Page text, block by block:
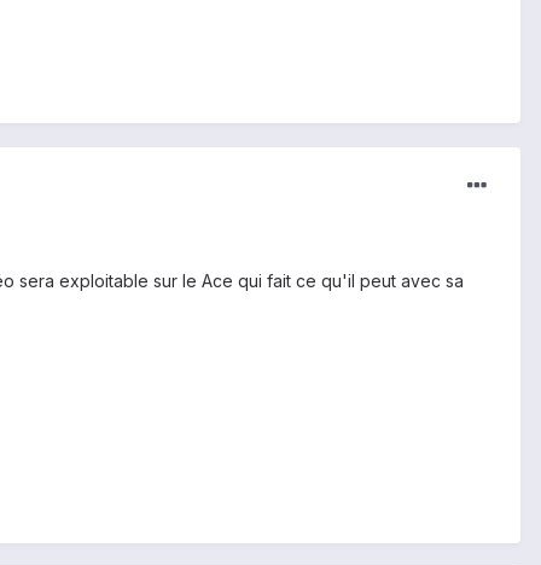
sera exploitable sur le Ace qui fait ce qu'il peut avec sa